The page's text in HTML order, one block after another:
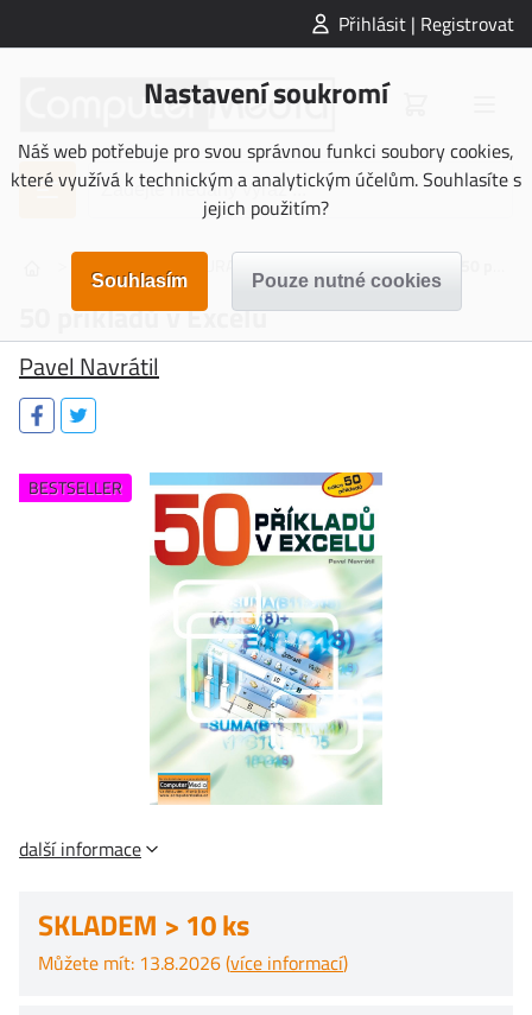
Přihlásit | Registrovat
Nastavení soukromí
Náš web potřebuje pro svou správnou funkci soubory cookies,
které využívá k technickým a analytickým účelům. Souhlasíte s
jejich použitím?
NAUČNÁ LITERATURA
50 příkladů v Excelu
Pavel Navrátil
BESTSELLER
další informace
SKLADEM > 10 ks
Můžete mít: 13.8.2026 (více informací)